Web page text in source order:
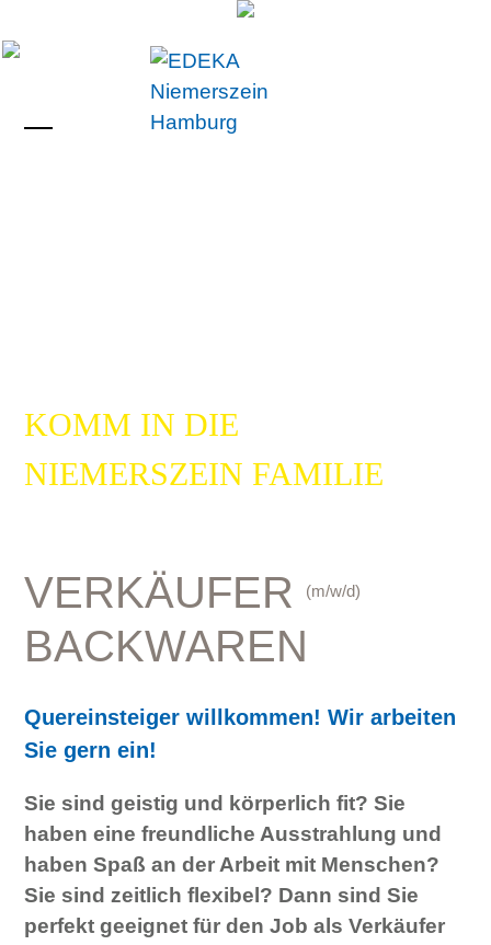
to
KOMM IN DIE
NIEMERSZEIN FAMILIE
VERKÄUFER (m/w/d)
BACKWAREN
Quereinsteiger willkommen! Wir arbeiten
Sie gern ein!
Sie sind geistig und körperlich fit? Sie
haben eine freundliche Ausstrahlung und
haben Spaß an der Arbeit mit Menschen?
Sie sind zeitlich flexibel? Dann sind Sie
perfekt geeignet für den Job als Verkäufer